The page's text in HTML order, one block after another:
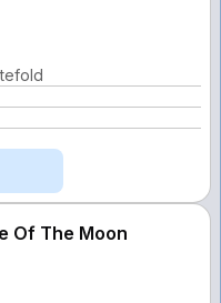
Of The Moon